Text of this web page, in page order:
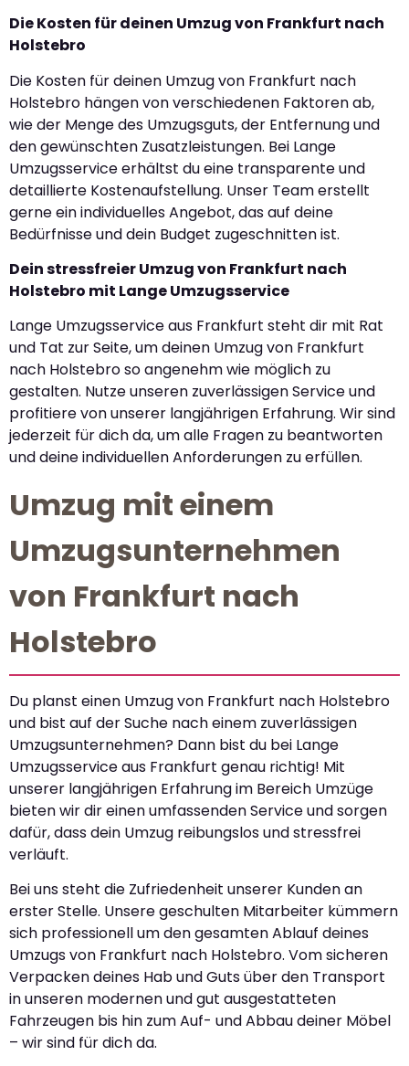
Die Kosten für deinen Umzug von Frankfurt nach
Holstebro
Die Kosten für deinen Umzug von Frankfurt nach
Holstebro hängen von verschiedenen Faktoren ab,
wie der Menge des Umzugsguts, der Entfernung und
den gewünschten Zusatzleistungen. Bei Lange
Umzugsservice erhältst du eine transparente und
detaillierte Kostenaufstellung. Unser Team erstellt
gerne ein individuelles Angebot, das auf deine
Bedürfnisse und dein Budget zugeschnitten ist.
Dein stressfreier Umzug von Frankfurt nach
Holstebro mit Lange Umzugsservice
Lange Umzugsservice aus Frankfurt steht dir mit Rat
und Tat zur Seite, um deinen Umzug von Frankfurt
nach Holstebro so angenehm wie möglich zu
gestalten. Nutze unseren zuverlässigen Service und
profitiere von unserer langjährigen Erfahrung. Wir sind
jederzeit für dich da, um alle Fragen zu beantworten
und deine individuellen Anforderungen zu erfüllen.
Umzug mit einem
Umzugsunternehmen
von Frankfurt nach
Holstebro
Du planst einen Umzug von Frankfurt nach Holstebro
und bist auf der Suche nach einem zuverlässigen
Umzugsunternehmen? Dann bist du bei Lange
Umzugsservice aus Frankfurt genau richtig! Mit
unserer langjährigen Erfahrung im Bereich Umzüge
bieten wir dir einen umfassenden Service und sorgen
dafür, dass dein Umzug reibungslos und stressfrei
verläuft.
Bei uns steht die Zufriedenheit unserer Kunden an
erster Stelle. Unsere geschulten Mitarbeiter kümmern
sich professionell um den gesamten Ablauf deines
Umzugs von Frankfurt nach Holstebro. Vom sicheren
Verpacken deines Hab und Guts über den Transport
in unseren modernen und gut ausgestatteten
Fahrzeugen bis hin zum Auf- und Abbau deiner Möbel
– wir sind für dich da.